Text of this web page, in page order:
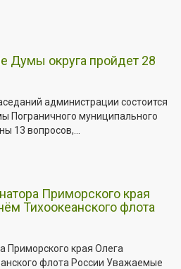
Думы округа пройдет 28
администрации состоится
Пограничного муниципального
13 вопросов,...
Приморского края
Тихоокеанского флота
Приморского края Олега
флота России Уважаемые